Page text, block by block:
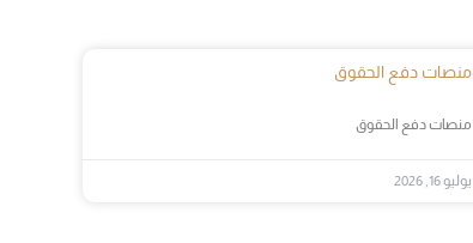
منصات دفع الحقوق
منصات دفع الحقوق
يوليو 16, 2026